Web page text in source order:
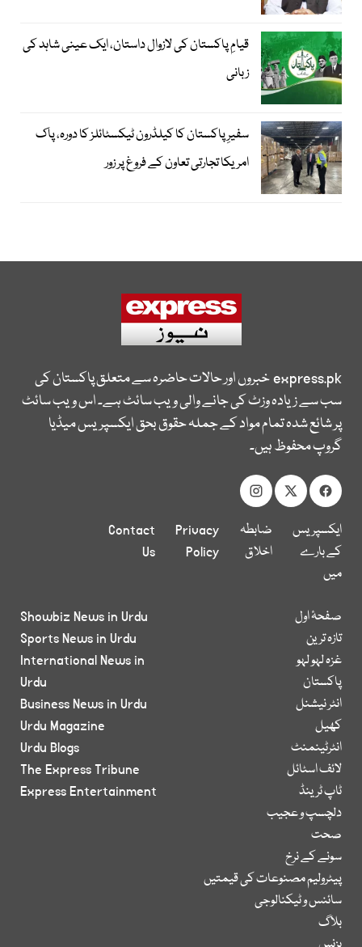
قیامِ پاکستان کی لازوال داستان، ایک عینی شاہد کی
زبانی
سفیرِ پاکستان کا کیلڈرون ٹیکسٹائلز کا دورہ، پاک
امریکا تجارتی تعاون کے فروغ پر زور
express.pkخبروں اور حالات حاضرہ سے متعلق پاکستان کی
سب سے زیادہ وزٹ کی جانے والی ویب سائٹ ہے۔ اس ویب سائٹ
پر شائع شدہ تمام مواد کے جملہ حقوق بحق ایکسپریس میڈیا
گروپ محفوظ ہیں۔
ایکسپریس
کے بارے
میں
ضابطہ
اخلاق
Privacy
Policy
Contact
Us
صفحۂ اول
تازہ ترین
غزہ لہو لہو
پاکستان
انٹر نیشنل
کھیل
انٹرٹینمنٹ
لائف اسٹائل
ٹاپ ٹرینڈ
دلچسپ و عجیب
صحت
سونے کے نرخ
پیٹرولیم مصنوعات کی قیمتیں
سائنس و ٹیکنالوجی
بلاگ
Showbiz News in Urdu
Sports News in Urdu
International News in
Urdu
Business News in Urdu
Urdu Magazine
Urdu Blogs
The Express Tribune
Express Entertainment